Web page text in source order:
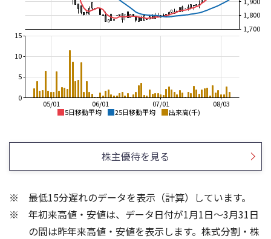
5日移動平均 25日移動平均 出来高(千)
08/03
07/01
06/01
05/01
1,700
1,800
0
5
10
15
1,000
1,500
2,500
3,000
1,000
1,500
2,000
3,000
3,500
4,000
株主優待を見る
最低15分遅れのデータを表示（計算）しています。
年初来高値・安値は、データ日付が1月1日～3月31日
の間は昨年来高値・安値を表示します。株式分割・株